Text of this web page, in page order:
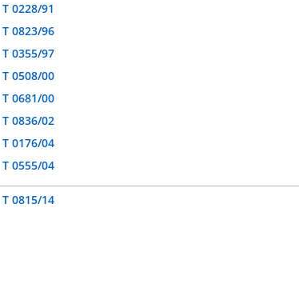
T 0228/91
T 0823/96
T 0355/97
T 0508/00
T 0681/00
T 0836/02
T 0176/04
T 0555/04
T 0815/14